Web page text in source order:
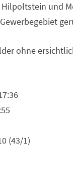
und
ohne
(43/1)